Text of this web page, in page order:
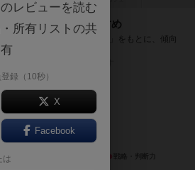
が好きな方へのおすすめ
票された「プレイ感の評価」をもとに、傾向
グ形式で紹介します。
レビューを読む
所有リストの共
有
録（10秒）
X
Facebook
は